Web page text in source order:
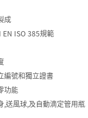
成
EN ISO 385規範
編號和獨立證書
功能
,送風球,及自動滴定管用瓶